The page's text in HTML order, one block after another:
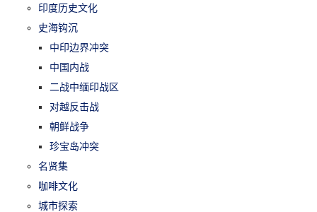
印度历史文化
史海钩沉
中印边界冲突
中国内战
二战中缅印战区
对越反击战
朝鲜战争
珍宝岛冲突
名贤集
咖啡文化
城市探索